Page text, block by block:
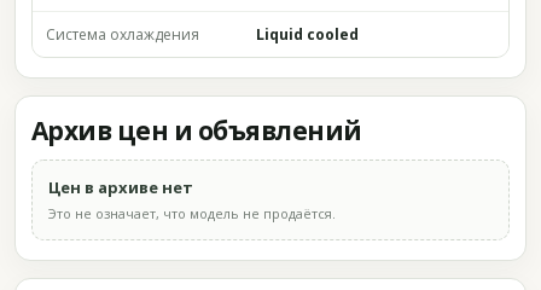
Система охлаждения Liquid cooled
Архив цен и объявлений
Цен в архиве нет
Это не означает, что модель не продаётся.